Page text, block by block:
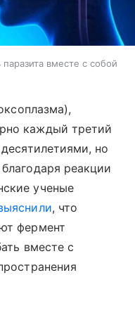
вместе с собой
каждый третий
но
реакции
ученые
, что
фермент
вместе с